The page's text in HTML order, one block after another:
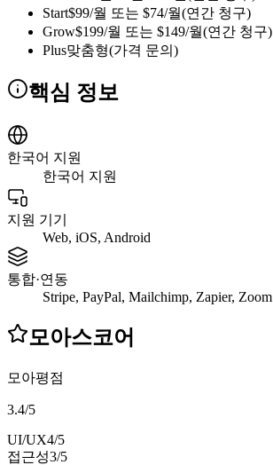
Start$99/월 또는 $74/월(연간 청구)
Grow$199/월 또는 $149/월(연간 청구)
Plus맞춤형(가격 문의)
핵심 정보
한국어 지원
한국어 지원
지원 기기
Web, iOS, Android
통합·연동
Stripe, PayPal, Mailchimp, Zapier, Zoom
모아스코어
모아평점
3.4/5
UI/UX4/5
접근성3/5